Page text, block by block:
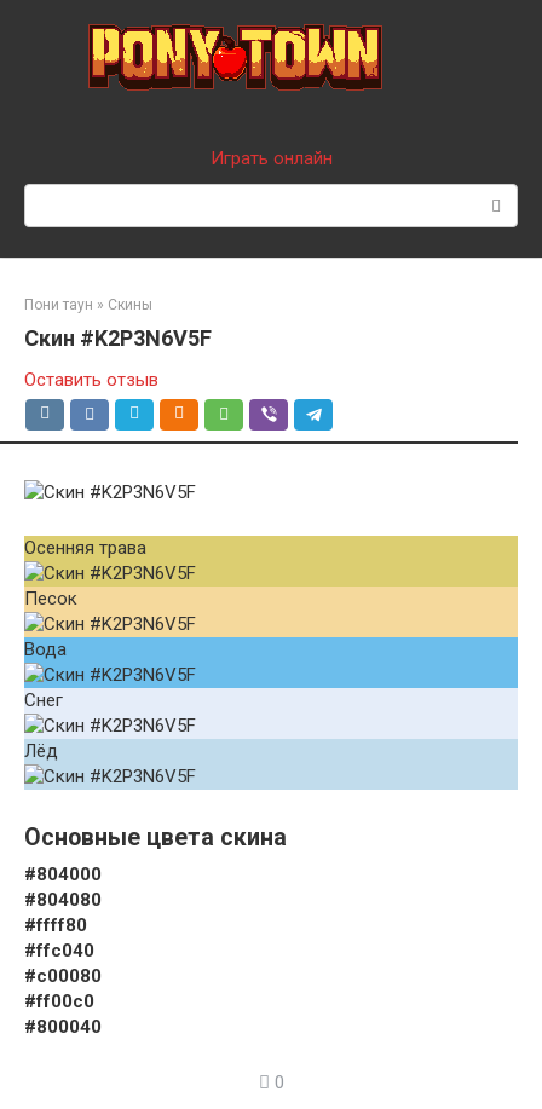
Играть онлайн
Пони таун » Скины
Скин #K2P3N6V5F
Оставить отзыв
Осенняя трава
Песок
Вода
Снег
Лёд
Основные цвета скина
#804000
#804080
#ffff80
#ffc040
#c00080
#ff00c0
#800040
0